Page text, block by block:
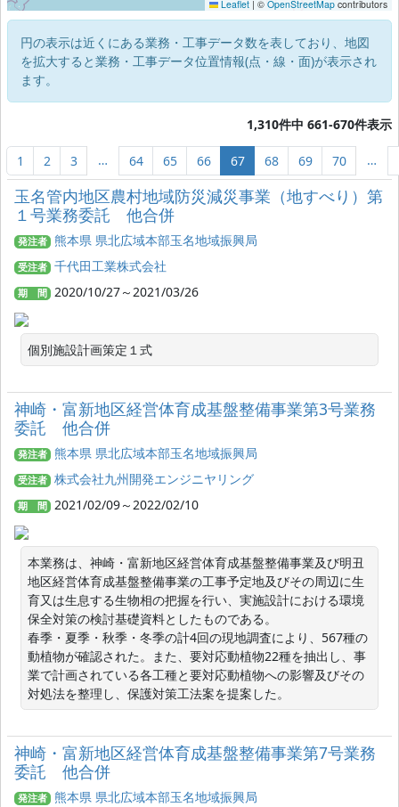
Leaflet | © OpenStreetMap contributors
円の表示は近くにある業務・工事データ数を表しており、地図
を拡大すると業務・工事データ位置情報(点・線・面)が表示され
ます。
1,310件中 661-670件表示
1 2 3 … 64 65 66 67 68 69 70 …
玉名管内地区農村地域防災減災事業（地すべり）第
１号業務委託 他合併
発注者 熊本県 県北広域本部玉名地域振興局
受注者 千代田工業株式会社
期 間 2020/10/27～2021/03/26
個別施設計画策定１式
神崎・富新地区経営体育成基盤整備事業第3号業務
委託 他合併
発注者 熊本県 県北広域本部玉名地域振興局
受注者 株式会社九州開発エンジニヤリング
期 間 2021/02/09～2022/02/10
本業務は、神崎・富新地区経営体育成基盤整備事業及び明丑
地区経営体育成基盤整備事業の工事予定地及びその周辺に生
育又は生息する生物相の把握を行い、実施設計における環境
保全対策の検討基礎資料としたものである。
春季・夏季・秋季・冬季の計4回の現地調査により、567種の
動植物が確認された。また、要対応動植物22種を抽出し、事
業で計画されている各工種と要対応動植物への影響及びその
対処法を整理し、保護対策工法案を提案した。
神崎・富新地区経営体育成基盤整備事業第7号業務
委託 他合併
発注者 熊本県 県北広域本部玉名地域振興局